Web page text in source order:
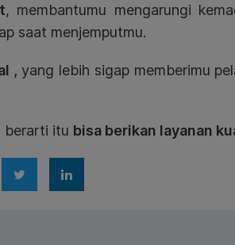
, membantumu mengarungi
saat menjemputmu.
, yang lebih sigap memberimu
berarti itu bisa berikan layanan